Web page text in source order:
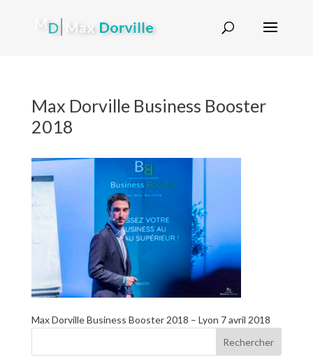
Max Dorville Business Booster
2018
Max Dorville Business Booster 2018 – Lyon 7 avril 2018